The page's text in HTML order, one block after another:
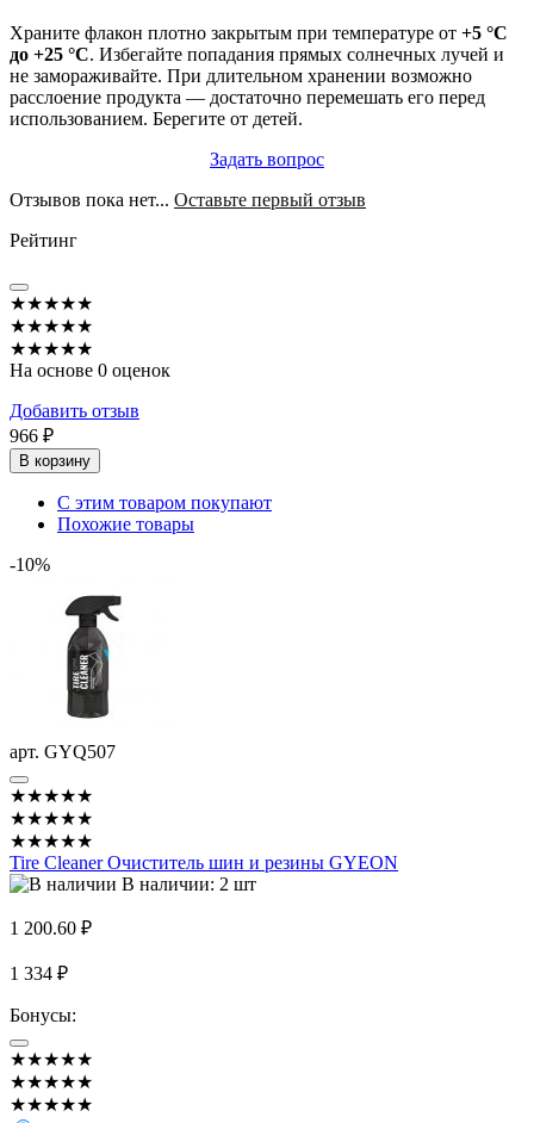
Храните флакон плотно закрытым при температуре от +5 °C
до +25 °C. Избегайте попадания прямых солнечных лучей и
не замораживайте. При длительном хранении возможно
расслоение продукта — достаточно перемешать его перед
использованием. Берегите от детей.
Задать вопрос
Отзывов пока нет... Оставьте первый отзыв
Рейтинг
★★★★★
★★★★★
★★★★★
На основе 0 оценок
Добавить отзыв
966 ₽
В корзину
С этим товаром покупают
Похожие товары
-10%
арт. GYQ507
★★★★★
★★★★★
★★★★★
Tire Cleaner Очиститель шин и резины GYEON
В наличии: 2 шт
1 200.60 ₽
1 334 ₽
Бонусы:
★★★★★
★★★★★
★★★★★